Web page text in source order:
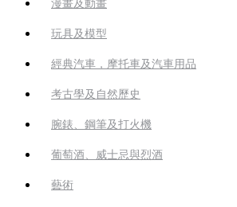
漫畫及動畫
玩具及模型
經典汽車，摩托車及汽車用品
考古學及自然歷史
腕錶、鋼筆及打火機
葡萄酒、威士忌與烈酒
藝術